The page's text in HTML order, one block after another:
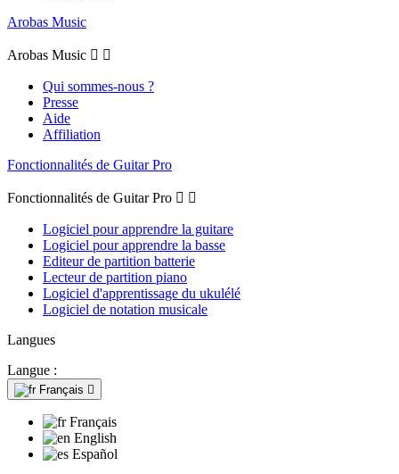
Arobas Music
Arobas Music  
Qui sommes-nous ?
Presse
Aide
Affiliation
Fonctionnalités de Guitar Pro
Fonctionnalités de Guitar Pro  
Logiciel pour apprendre la guitare
Logiciel pour apprendre la basse
Editeur de partition batterie
Lecteur de partition piano
Logiciel d'apprentissage du ukulélé
Logiciel de notation musicale
Langues
Langue :
Français 
Français
English
Español